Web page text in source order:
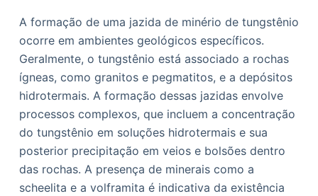
A formação de uma jazida de minério de tungstênio
ocorre em ambientes geológicos específicos.
Geralmente, o tungstênio está associado a rochas
ígneas, como granitos e pegmatitos, e a depósitos
hidrotermais. A formação dessas jazidas envolve
processos complexos, que incluem a concentração
do tungstênio em soluções hidrotermais e sua
posterior precipitação em veios e bolsões dentro
das rochas. A presença de minerais como a
scheelita e a volframita é indicativa da existência